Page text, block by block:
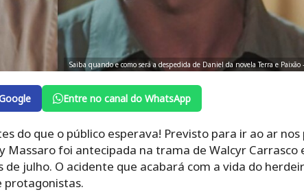
Saiba quando e como será a despedida de Daniel da novela Terra e
Entre no canal do WhatsApp
do que o público esperava! Previsto para ir ao ar
Massaro foi antecipada na trama de Walcyr Carrasco
julho. O acidente que acabará com a vida do
protagonistas.